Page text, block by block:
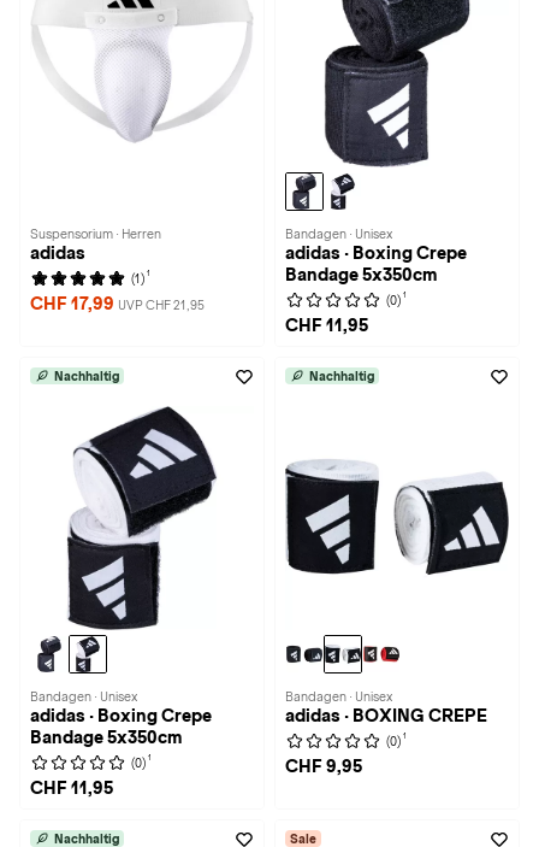
Suspensorium · Herren
adidas
(1) 1
CHF 17,99 UVP CHF 21,95
Bandagen · Unisex
adidas · Boxing Crepe
Bandage 5x350cm
(0) 1
CHF 11,95
Nachhaltig
Bandagen · Unisex
adidas · Boxing Crepe
Bandage 5x350cm
(0) 1
CHF 11,95
Nachhaltig
Bandagen · Unisex
adidas · BOXING CREPE
(0) 1
CHF 9,95
Nachhaltig Sale